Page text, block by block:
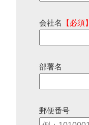
会社名 【必須】
部署名
郵便番号